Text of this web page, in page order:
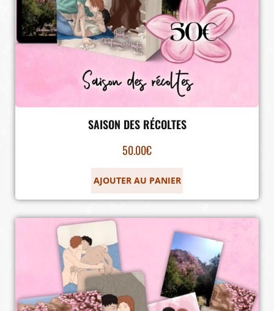
SAISON DES RÉCOLTES
50.00€
AJOUTER AU PANIER